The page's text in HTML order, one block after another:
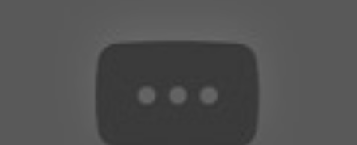
kartą per visą „Grammy“ istoriją, jis buvo
septyniose skirtingose kategorijose. Jis laimėjo
penkis iš jų, įskaitant ir geriausio metų albumo